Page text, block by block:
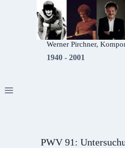
Werner Pirchner,
1940 - 2001
PWV 91: